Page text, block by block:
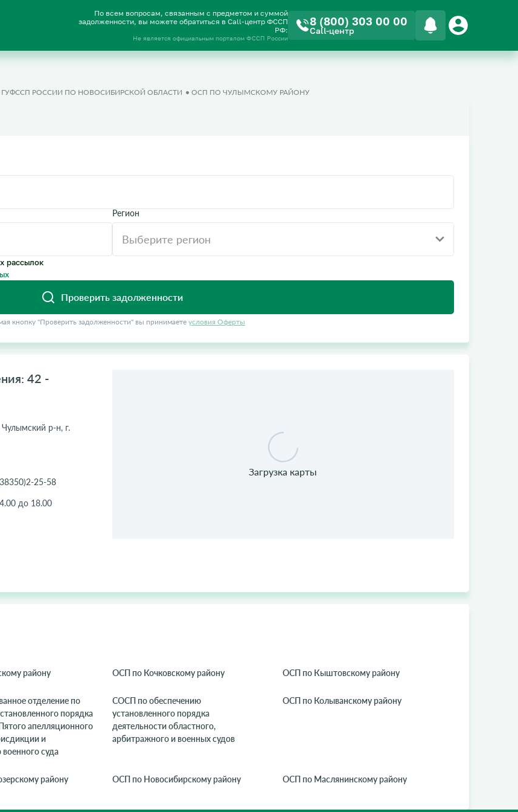
По всем вопросам, связанным с предметом и суммой
задолженности, вы можете обратиться в Call-центр ФССП
РФ:
Не является официальным порталом ФССП России
8 (800) 303 00 00
Call-центр
ГУФССП РОССИИ ПО НОВОСИБИРСКОЙ ОБЛАСТИ ОСП ПО ЧУЛЫМСКОМУ РАЙОНУ
Регион
рассылок
Проверить задолженности
кнопку "Проверить задолженности" вы принимаете условия Оферты
42 -
р-н, г.
25-58
до 18.00
району ОСП по Кочковскому району ОСП по Кыштовскому району
отделение по
порядка
апелляционного
и
суда
СОСП по обеспечению
установленного порядка
деятельности областного,
арбитражного и военных судов
ОСП по Колыванскому району
району ОСП по Новосибирскому району ОСП по Маслянинскому району